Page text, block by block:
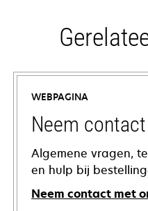
WEBPAGINA
Neem
Algemene vragen,
en hulp bij
Neem contact met